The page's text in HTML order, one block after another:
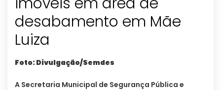
desabamento em Mãe
Luiza
Foto: Divulgação/Semdes
A Secretaria Municipal de Segurança Pública e